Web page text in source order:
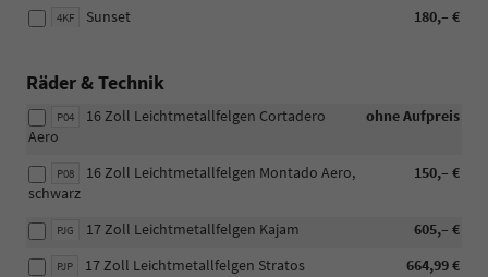
4KF 180,– €
Sunset
Räder & Technik
P04 ohne Aufpreis
16 Zoll Leichtmetallfelgen Cortadero
Aero
P08 150,– €
16 Zoll Leichtmetallfelgen Montado Aero,
schwarz
PJG 605,– €
17 Zoll Leichtmetallfelgen Kajam
PJP 664,99 €
17 Zoll Leichtmetallfelgen Stratos